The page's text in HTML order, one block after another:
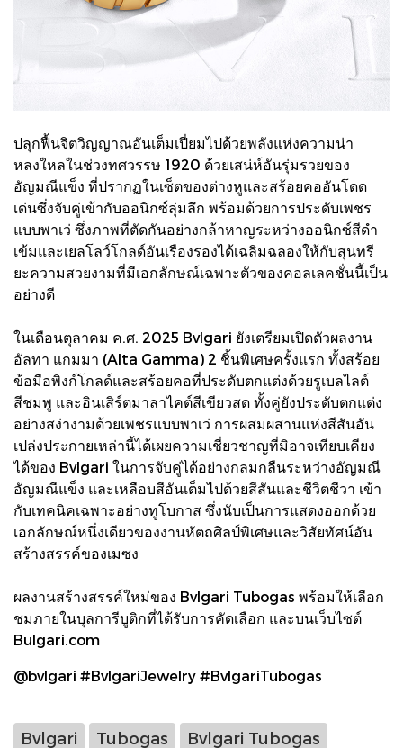
ปลุกฟื้นจิตวิญญาณอันเต็มเปี่ยมไปด้วยพลังแห่งความน่า
หลงใหลในช่วงทศวรรษ 1920 ด้วยเสน่ห์อันรุ่มรวยของ
อัญมณีแข็ง ที่ปรากฏในเซ็ตของต่างหูและสร้อยคออันโดด
เด่นซึ่งจับคู่เข้ากับออนิกซ์ลุ่มลึก พร้อมด้วยการประดับเพชร
แบบพาเว่ ซึ่งภาพที่ตัดกันอย่างกล้าหาญระหว่างออนิกซ์สีดำ
เข้มและเยลโลว์โกลด์อันเรืองรองได้เฉลิมฉลองให้กับสุนทรี
ยะความสวยงามที่มีเอกลักษณ์เฉพาะตัวของคอลเลคชั่นนี้เป็น
อย่างดี
ในเดือนตุลาคม ค.ศ. 2025 Bvlgari ยังเตรียมเปิดตัวผลงาน
อัลทา แกมมา (Alta Gamma) 2 ชิ้นพิเศษครั้งแรก ทั้งสร้อย
ข้อมือพิงก์โกลด์และสร้อยคอที่ประดับตกแต่งด้วยรูเบลไลต์
สีชมพู และอินเสิร์ตมาลาไคต์สีเขียวสด ทั้งคู่ยังประดับตกแต่ง
อย่างสง่างามด้วยเพชรแบบพาเว่ การผสมผสานแห่งสีสันอัน
เปล่งประกายเหล่านี้ได้เผยความเชี่ยวชาญที่มิอาจเทียบเคียง
ได้ของ Bvlgari ในการจับคู่ได้อย่างกลมกลืนระหว่างอัญมณี
อัญมณีแข็ง และเหลือบสีอันเต็มไปด้วยสีสันและชีวิตชีวา เข้า
กับเทคนิคเฉพาะอย่างทูโบกาส ซึ่งนับเป็นการแสดงออกด้วย
เอกลักษณ์หนึ่งเดียวของงานหัตถศิลป์พิเศษและวิสัยทัศน์อัน
สร้างสรรค์ของเมซง
ผลงานสร้างสรรค์ใหม่ของ Bvlgari Tubogas พร้อมให้เลือก
ชมภายในบุลการีบูติกที่ได้รับการคัดเลือก และบนเว็บไซต์
Bulgari.com
@bvlgari #BvlgariJewelry #BvlgariTubogas
Bvlgari Tubogas
Bvlgari Tubogas